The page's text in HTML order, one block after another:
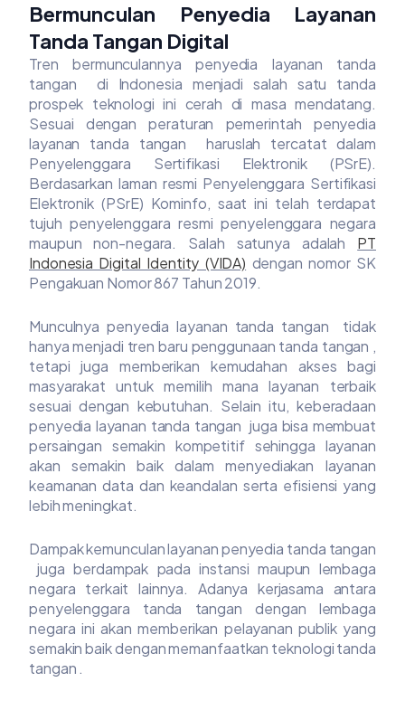
Bermunculan Penyedia Layanan
Tanda Tangan Digital
Tren bermunculannya penyedia layanan tanda
tangan di Indonesia menjadi salah satu tanda
prospek teknologi ini cerah di masa mendatang.
Sesuai dengan peraturan pemerintah penyedia
layanan tanda tangan haruslah tercatat dalam
Penyelenggara Sertifikasi Elektronik (PSrE).
Berdasarkan laman resmi Penyelenggara Sertifikasi
Elektronik (PSrE) Kominfo, saat ini telah terdapat
tujuh penyelenggara resmi penyelenggara negara
maupun non-negara. Salah satunya adalah PT
Indonesia Digital Identity (VIDA) dengan nomor SK
Pengakuan Nomor 867 Tahun 2019.
Munculnya penyedia layanan tanda tangan tidak
hanya menjadi tren baru penggunaan tanda tangan ,
tetapi juga memberikan kemudahan akses bagi
masyarakat untuk memilih mana layanan terbaik
sesuai dengan kebutuhan. Selain itu, keberadaan
penyedia layanan tanda tangan juga bisa membuat
persaingan semakin kompetitif sehingga layanan
akan semakin baik dalam menyediakan layanan
keamanan data dan keandalan serta efisiensi yang
lebih meningkat.
Dampak kemunculan layanan penyedia tanda tangan
juga berdampak pada instansi maupun lembaga
negara terkait lainnya. Adanya kerjasama antara
penyelenggara tanda tangan dengan lembaga
negara ini akan memberikan pelayanan publik yang
semakin baik dengan memanfaatkan teknologi tanda
tangan .